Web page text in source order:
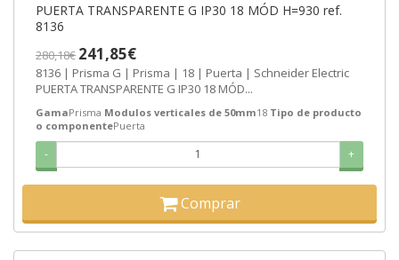
PUERTA TRANSPARENTE G IP30 18 MÓD H=930 ref.
8136
280,18€ 241,85€
8136 | Prisma G | Prisma | 18 | Puerta | Schneider Electric
PUERTA TRANSPARENTE G IP30 18 MÓD...
GamaPrisma Modulos verticales de 50mm18 Tipo de producto
o componentePuerta
- +
Comprar